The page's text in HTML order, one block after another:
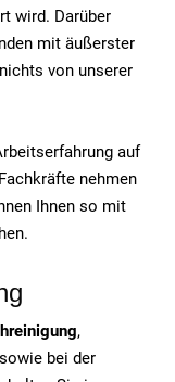
wird. Darüber
mit äußerster
von unserer
auf
nehmen
Ihnen so mit
,
sowie bei der